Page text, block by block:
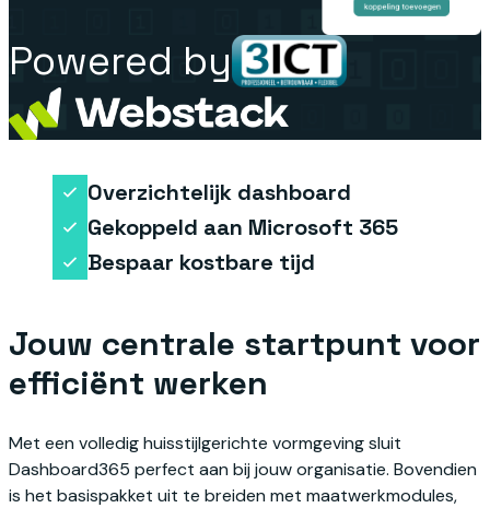
Powered by
Overzichtelijk dashboard
Gekoppeld aan Microsoft 365
Bespaar kostbare tijd
Jouw centrale startpunt voor
efficiënt werken
Met een volledig huisstijlgerichte vormgeving sluit
Dashboard365 perfect aan bij jouw organisatie. Bovendien
is het basispakket uit te breiden met maatwerkmodules,